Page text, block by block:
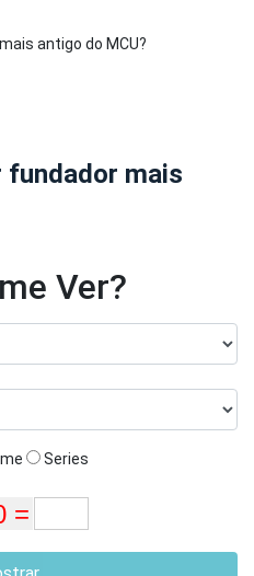
fundador mais
Ver?
Series